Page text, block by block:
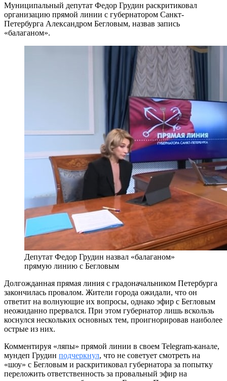
Муниципальный депутат Федор Грудин раскритиковал
организацию прямой линии с губернатором Санкт-
Петербурга Александром Бегловым, назвав запись
«балаганом».
Депутат Федор Грудин назвал «балаганом»
прямую линию с Бегловым
Долгожданная прямая линия с градоначальником Петербурга
закончилась провалом. Жители города ожидали, что он
ответит на волнующие их вопросы, однако эфир с Бегловым
неожиданно прервался. При этом губернатор лишь вскользь
коснулся нескольких основных тем, проигнорировав наиболее
острые из них.
Комментируя «ляпы» прямой линии в своем Telegram-канале,
мундеп Грудин подчеркнул, что не советует смотреть на
«шоу» с Бегловым и раскритиковал губернатора за попытку
переложить ответственность за провальный эфир на